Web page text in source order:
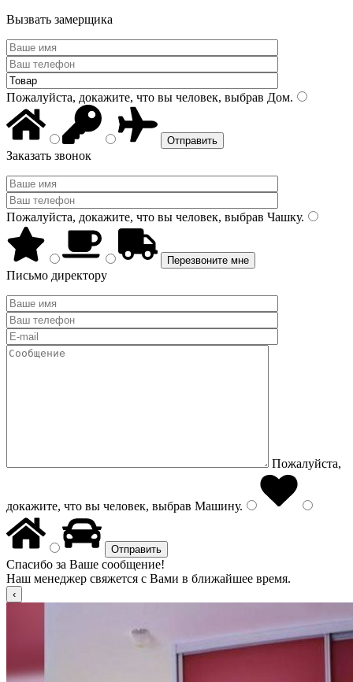
Вызвать замерщика
Пожалуйста, докажите, что вы человек, выбрав Дом.
Заказать звонок
Пожалуйста, докажите, что вы человек, выбрав Чашку.
Письмо директору
Пожалуйста,
докажите, что вы человек, выбрав Машину.
Спасибо за Ваше сообщение!
Наш менеджер свяжется с Вами в ближайшее время.